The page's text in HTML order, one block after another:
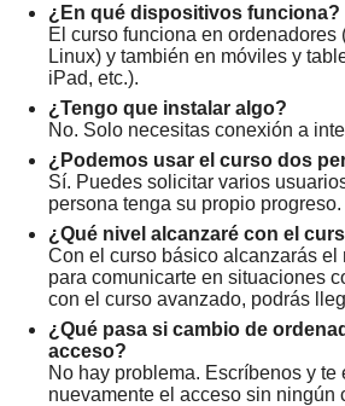
¿En qué dispositivos funciona?
El curso funciona en ordenadores
Linux) y también en móviles y
iPad, etc.).
¿Tengo que instalar algo?
No. Solo necesitas conexión a
¿Podemos usar el curso dos
Sí. Puedes solicitar varios
persona tenga su propio progreso.
¿Qué nivel alcanzaré con el
Con el curso básico alcanzarás
para comunicarte en situaciones
con el curso avanzado, podrás
¿Qué pasa si cambio de
acceso?
No hay problema. Escríbenos y te
nuevamente el acceso sin ningún